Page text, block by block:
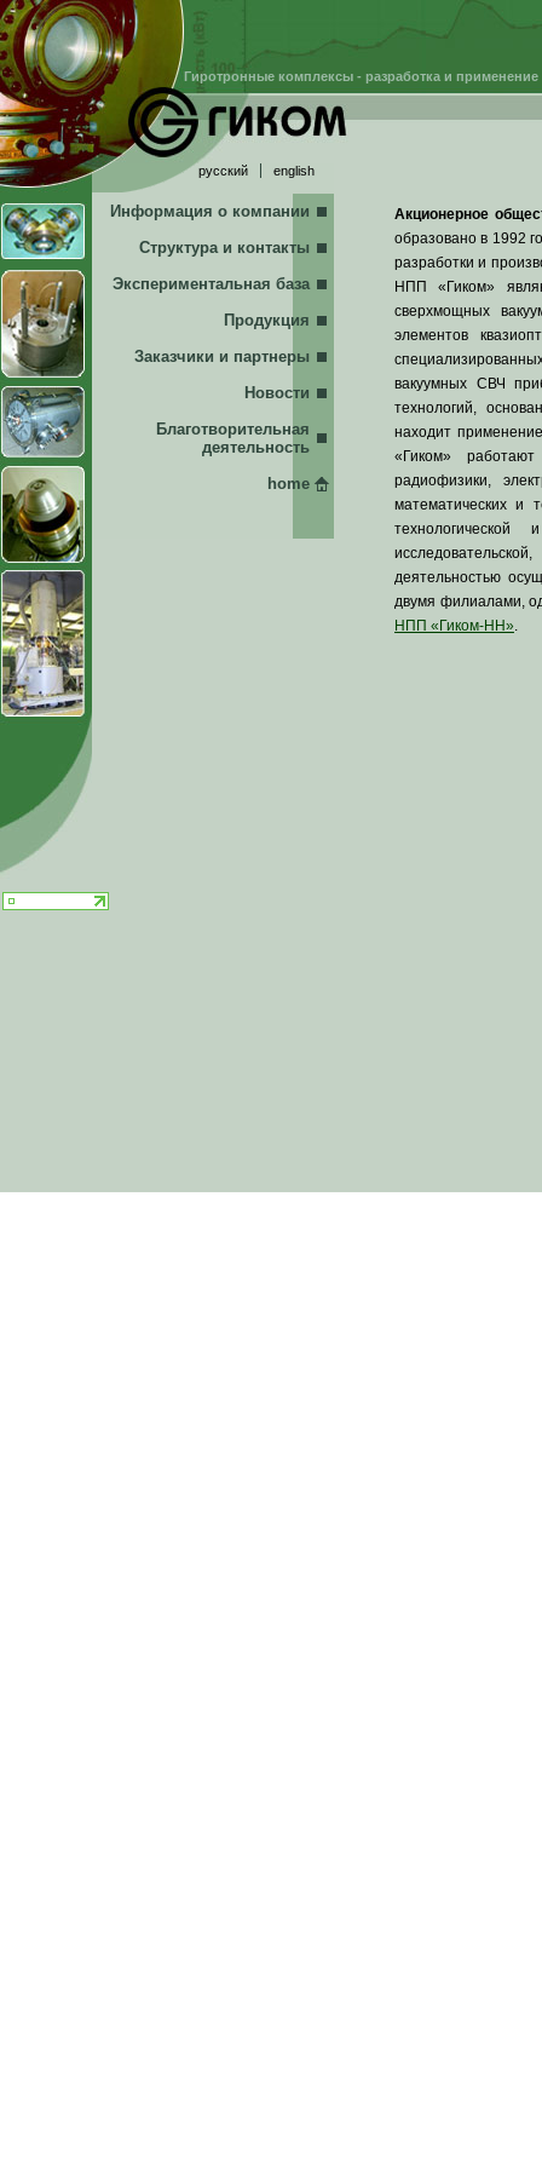
Гиротронные комплексы - разработка и применение
русский english
Информация о компании
Структура и контакты
Экспериментальная база
Продукция
Заказчики и партнеры
Новости
Благотворительная
деятельность
home
Акционерное
образовано в 1992
разработки и
НПП «Гиком»
сверхмощных
элементов
вакуумных СВЧ
технологий,
находит
«Гиком»
радиофизики,
математических и
деятельностью
двумя филиалами,
НПП «Гиком-НН».